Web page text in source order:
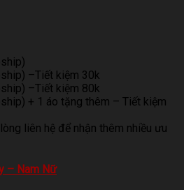
–Tiết kiệm 30k
–Tiết kiệm 80k
+ 1 áo tặng thêm – Tiết kiệm
liên hệ để nhận thêm nhiều ưu
– Nam Nữ